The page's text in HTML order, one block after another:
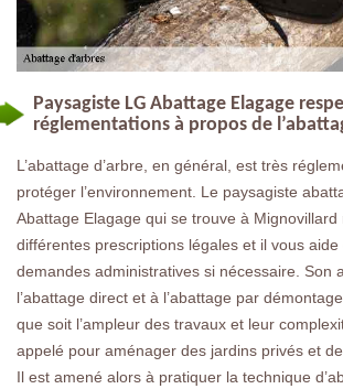
Paysagiste LG Abattage Elagage
réglementations à propos de
L’abattage d’arbre, en général, est très
protéger l’environnement. Le paysagiste
Abattage Elagage qui se trouve à Mignovillard
différentes prescriptions légales et il vous aide
demandes administratives si nécessaire. Son
l’abattage direct et à l’abattage par
que soit l’ampleur des travaux et leur
appelé pour aménager des jardins privés et
Il est amené alors à pratiquer la technique